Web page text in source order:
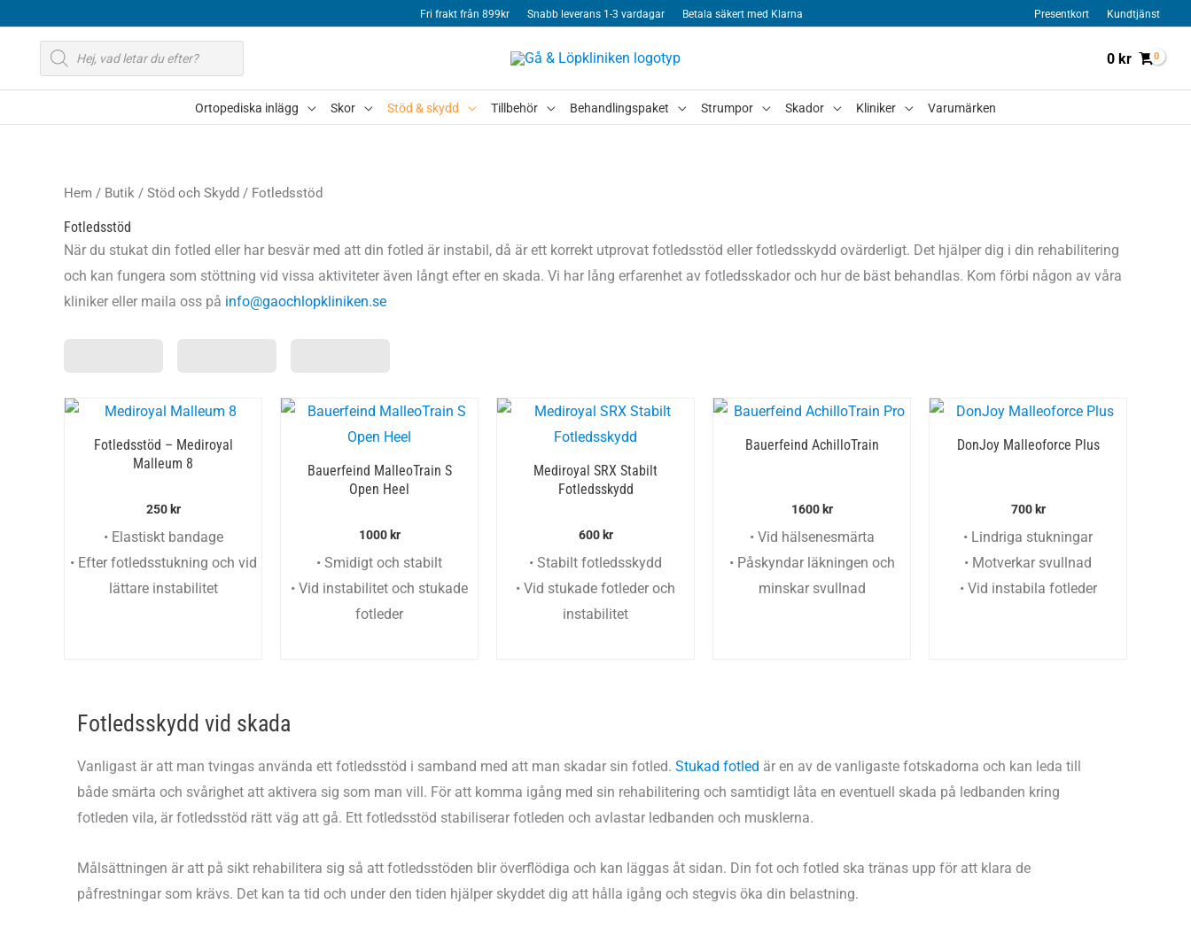
Fri frakt från 899kr Snabb leverans 1-3 vardagar Betala säkert med Klarna Presentkort Kundtjänst
Produktsökning
0 kr
Ortopediska inlägg Skor Stöd & skydd Tillbehör Behandlingspaket Strumpor Skador Kliniker Varumärken
Hem / Butik / Stöd och Skydd / Fotledsstöd
Fotledsstöd
När du stukat din fotled eller har besvär med att din fotled är instabil, då är ett korrekt utprovat fotledsstöd eller fotledsskydd ovärderligt. Det hjälper dig i din rehabilitering
och kan fungera som stöttning vid vissa aktiviteter även långt efter en skada. Vi har lång erfarenhet av fotledsskador och hur de bäst behandlas. Kom förbi någon av våra
kliniker eller maila oss på info@gaochlopkliniken.se
Fotledsstöd – Mediroyal
Malleum 8
250 kr
• Elastiskt bandage
• Efter fotledsstukning och vid
lättare instabilitet
Bauerfeind MalleoTrain S
Open Heel
1000 kr
• Smidigt och stabilt
• Vid instabilitet och stukade
fotleder
Mediroyal SRX Stabilt
Fotledsskydd
600 kr
• Stabilt fotledsskydd
• Vid stukade fotleder och
instabilitet
Bauerfeind AchilloTrain
1600 kr
• Vid hälsenesmärta
• Påskyndar läkningen och
minskar svullnad
DonJoy Malleoforce Plus
700 kr
• Lindriga stukningar
• Motverkar svullnad
• Vid instabila fotleder
Fotledsskydd vid skada
Vanligast är att man tvingas använda ett fotledsstöd i samband med att man skadar sin fotled. Stukad fotled är en av de vanligaste fotskadorna och kan leda till
både smärta och svårighet att aktivera sig som man vill. För att komma igång med sin rehabilitering och samtidigt låta en eventuell skada på ledbanden kring
fotleden vila, är fotledsstöd rätt väg att gå. Ett fotledsstöd stabiliserar fotleden och avlastar ledbanden och musklerna.
Målsättningen är att på sikt rehabilitera sig så att fotledsstöden blir överflödiga och kan läggas åt sidan. Din fot och fotled ska tränas upp för att klara de
påfrestningar som krävs. Det kan ta tid och under den tiden hjälper skyddet dig att hålla igång och stegvis öka din belastning.